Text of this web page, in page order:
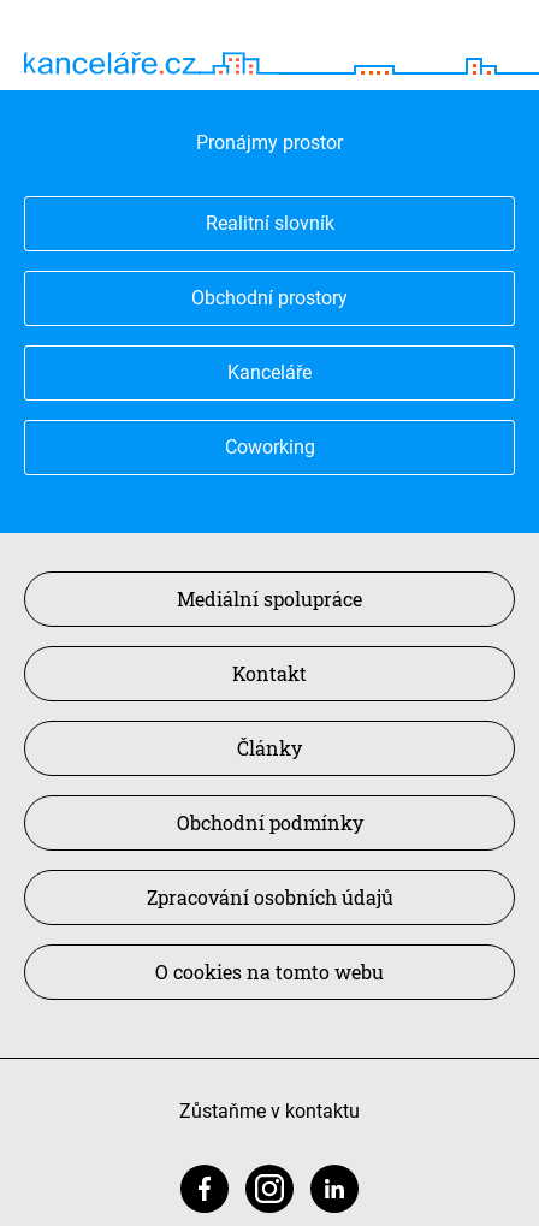
Pronájmy prostor
Realitní slovník
Obchodní prostory
Kanceláře
Coworking
Mediální spolupráce
Kontakt
Články
Obchodní podmínky
Zpracování osobních údajů
O cookies na tomto webu
Zůstaňme v kontaktu